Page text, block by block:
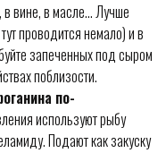
вине, в масле… Лучше
проводится немало) и в
запеченных под сыром
поблизости.
по-
используют рыбу
Подают как закуску